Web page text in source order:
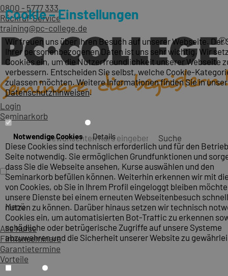
0800 - 5777 333
Rückruf-Service
training@pc-college.de
Login
Seminarkorb
Suche
Menü
Alle Kurse
Firmenseminare
Garantietermine
Vorteile
Cookie – Einstellungen
Wir freuen uns über Ihren Besuch auf unserer Webseite. Der
Ihrer personenbezogenen Daten ist uns sehr wichtig. Wir
Cookies ein, um die Nutzerfreundlichkeit unserer Webseite
verbessern. Entscheiden Sie selbst, welche Cookie-
zulassen möchten. Weitere Informationen finden Sie in
Datenschutzhinweisen.
Notwendige Cookies Details
Diese Cookies sind technisch erforderlich und für den
Seite notwendig. Sie ermöglichen Grundfunktionen und
dass Sie die Webseite ansehen, Kurse auswählen und den
Seminarkorb befüllen können. Weiterhin erkennen wir mit
von Cookies, ob Sie in Ihrem Profil eingeloggt bleiben
unsere Dienste bei einem erneuten Webseitenbesuch
nutzen zu können. Darüber hinaus setzen wir technisch
Cookies ein, um automatisierten Bot-Traffic zu erkennen
schädliche oder betrügerische Zugriffe auf unsere Systeme
abzuwehren und die Sicherheit unserer Website zu